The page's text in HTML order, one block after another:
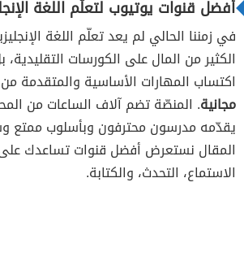
أفضل قنوات يوتيوب لتعلّم اللغة
في زمننا الحالي لم يعد تعلّم اللغة
الكثير من المال على الكورسات التقليدية،
اكتساب المهارات الأساسية والمتقدمة
مجانية. المنصّة تضم آلاف الساعات من
يقدّمه مدرسون محترفون وبأسلوب
المقال نستعرض أفضل قنوات تساعدك
الاستماع، التحدث، والكتابة.